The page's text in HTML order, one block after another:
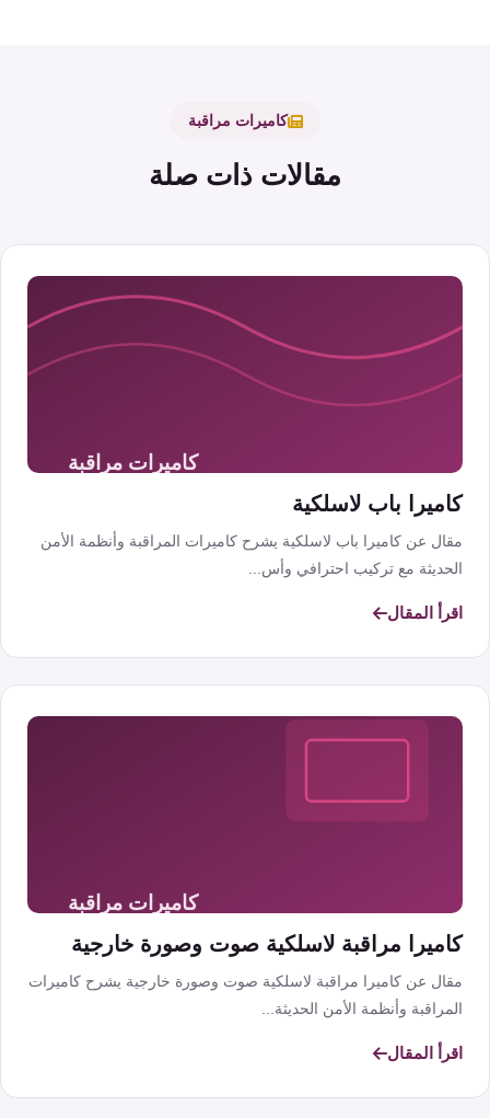
كاميرات مراقبة
مقالات ذات صلة
كاميرا باب لاسلكية
مقال عن كاميرا باب لاسلكية يشرح كاميرات المراقبة وأنظمة الأمن
الحديثة مع تركيب احترافي وأس...
اقرأ المقال
كاميرا مراقبة لاسلكية صوت وصورة خارجية
مقال عن كاميرا مراقبة لاسلكية صوت وصورة خارجية يشرح كاميرات
المراقبة وأنظمة الأمن الحديثة...
اقرأ المقال